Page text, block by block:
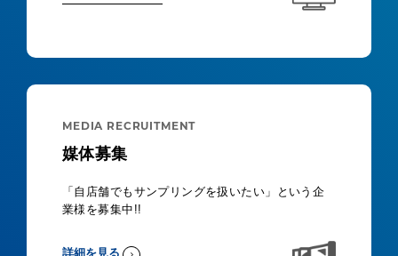
MEDIA RECRUITMENT
媒体募集
「自店舗でもサンプリングを扱いたい」という企
業様を募集中!!
詳細を見る